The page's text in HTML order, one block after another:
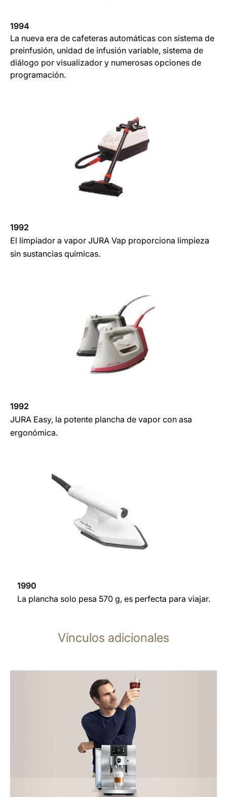
1994
La nueva era de cafeteras automáticas con sistema de
preinfusión, unidad de infusión variable, sistema de
diálogo por visualizador y numerosas opciones de
programación.
1992
El limpiador a vapor JURA Vap proporciona limpieza
sin sustancias químicas.
1992
JURA Easy, la potente plancha de vapor con asa
ergonómica.
1990
La plancha solo pesa 570 g, es perfecta para viajar.
Vínculos adicionales